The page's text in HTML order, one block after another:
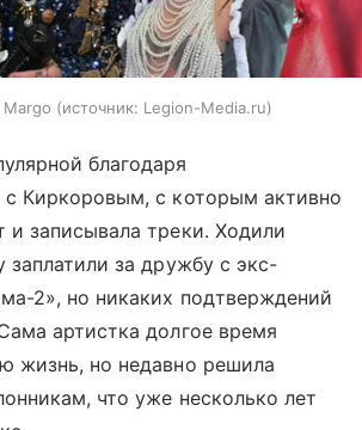
источник: Legion-Media.ru
благодаря
с Киркоровым, с которым активно
и записывала треки. Ходили
заплатили за дружбу с экс-
2», но никаких подтверждений
артистка долгое время
жизнь, но недавно решила
что уже несколько лет